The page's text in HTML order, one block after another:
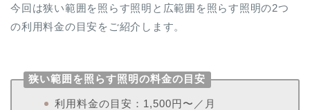
今回は狭い範囲を照らす照明と広範囲を照らす照明の2つ
の利用料金の目安をご紹介します。
狭い範囲を照らす照明の料金の目安
利用料金の目安：1,500円〜／月